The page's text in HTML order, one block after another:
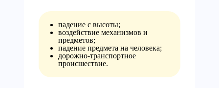
падение с высоты;
воздействие механизмов и
предметов;
падение предмета на человека;
дорожно-транспортное
происшествие.